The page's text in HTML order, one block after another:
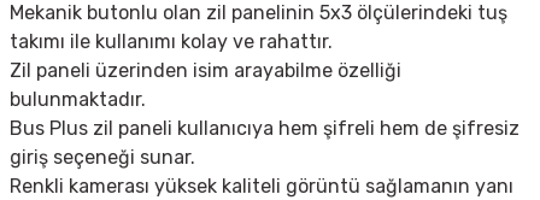
Mekanik butonlu olan zil panelinin 5x3 ölçülerindeki tuş
takımı ile kullanımı kolay ve rahattır.
Zil paneli üzerinden isim arayabilme özelliği
bulunmaktadır.
Bus Plus zil paneli kullanıcıya hem şifreli hem de şifresiz
giriş seçeneği sunar.
Renkli kamerası yüksek kaliteli görüntü sağlamanın yanı